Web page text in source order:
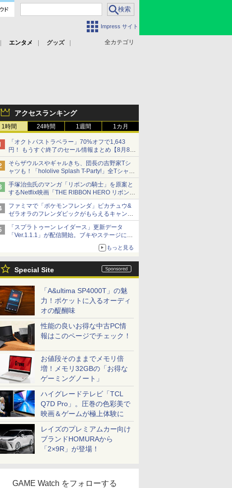
Impress サイト
全カテゴリ
エンタメ
グッズ
アクセスランキング
1時間 24時間 1週間 1カ月
「オクトパストラベラー」70%オフで1,643
円！ もうすぐ終了のセール情報まとめ【8月8日
更新】
ニンテンドーeショップでは「大神 絶景版」が
67%オフで990円
そらザウルスやギャルきち、団長の吉野家Tシ
ャツも！「hololive Splash T-Party!」全Tシャツ
ラインナップ公開＆オンライン販売開始
手塚治虫氏のマンガ「リボンの騎士」を原案と
するNetflix映画「THE RIBBON HERO リボンヒ
ーロー」本日配信開始
ファミマで「ポケモンフレンダ」ピカチュウ&
ゼラオラのフレンダピックがもらえるキャンペ
ーン開催！
「スプラトゥーン レイダース」更新データ
「Ver.1.1.1」が配信開始。ブキやステージに関
もっと見る
Special Site
「A&ultima SP4000T」の魅
力！ポケットに入るオーディ
オの醍醐味
性能の良いお得な中古PC情
報はこのページでチェック！
お値段そのままでメモリ倍
増！メモリ32GBの「お得な
ゲーミングノート」
ハイグレードテレビ「TCL
Q7D Pro」。圧巻の色彩美で
映画＆ゲームが極上体験に
レイズのプレミアムカー向け
ブランドHOMURAから
「2×9R」が登場！
GAME Watch をフォローする